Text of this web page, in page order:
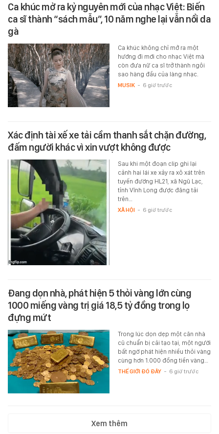
Ca khúc mở ra kỷ nguyên mới của nhạc Việt: Biến
ca sĩ thành “sách mẫu”, 10 năm nghe lại vẫn nổi da
gà
Ca khúc không chỉ mở ra một
hướng đi mới cho nhạc Việt mà
còn đưa nữ ca sĩ trở thành ngôi
sao hàng đầu của làng nhạc.
MUSIK - 6 giờ trước
Xác định tài xế xe tải cầm thanh sắt chặn đường,
đấm người khác vì xin vượt không được
Sau khi một đoạn clip ghi lại
cảnh hai lái xe xảy ra xô xát trên
tuyến đường HL21, xã Ngũ Lạc,
tỉnh Vĩnh Long được đăng tải
trên…
XÃ HỘI - 6 giờ trước
Đang dọn nhà, phát hiện 5 thỏi vàng lớn cùng
1000 miếng vàng trị giá 18,5 tỷ đồng trong lọ
đựng mứt
Trong lúc dọn dẹp một căn nhà
cũ chuẩn bị cải tạo tại, một người
bất ngờ phát hiện nhiều thỏi vàng
cùng hơn 1.000 đồng tiền vàng…
THẾ GIỚI ĐÓ ĐÂY - 6 giờ trước
Xem thêm